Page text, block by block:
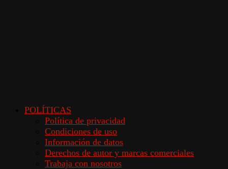
POLÍTICAS
Política de privacidad
Condiciones de uso
Información de datos
Derechos de autor y marcas comerciales
Trabaja con nosotros